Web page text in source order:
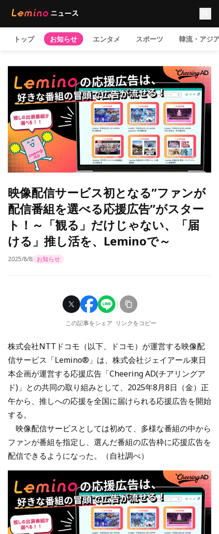
トップ お知らせ エンタメ スポーツ 韓流・アジ
映像配信サービス初となる”ファンが
配信番組を選べる応援広告”がスター
ト！～「観る」だけじゃない、「届
ける」推し活を、Leminoで～
2025/8/8 お知らせ
この記事をシェア リンクをコピー
株式会社NTTドコモ（以下、ドコモ）が運営する映像配
信サービス「Lemino®」は、株式会社ジェイアール東日
本企画が運営する応援広告「Cheering AD(チアリングア
ド)」との共同の取り組みとして、2025年8月8日（金）正
午から、推しへの応援を全国に届けられる応援広告を開始
する。
映像配信サービスとしては初めて、多様な番組の中から
ファンが番組を指定し、選んだ番組の広告枠に応援広告を
配信できるようになった。（自社調べ）